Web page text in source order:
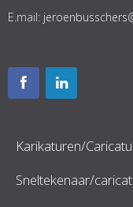
E.mail:
Karikaturen/
Sneltekenaar/